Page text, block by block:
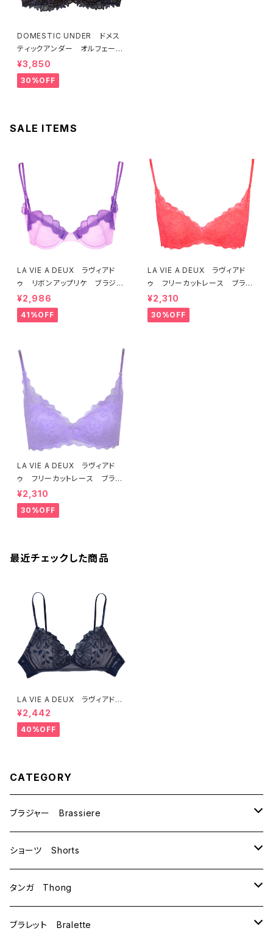
DOMESTIC UNDER ドメス
ティックアンダー オルフェーヴ
ル ブラジャー（ブラック）D225
4 送料無料
¥3,850
30%OFF
SALE ITEMS
LA VIE A DEUX ラヴィアド
ゥ リボンアップリケ ブラジャ
ー（ラベンダー） 22293 SA
LE セール 送料無料
¥2,986
41%OFF
LA VIE A DEUX ラヴィアド
ゥ フリーカットレース ブラレ
ット ソフトブラ（トマトレッド）2
2457 SALE 送料無料
¥2,310
30%OFF
LA VIE A DEUX ラヴィアド
ゥ フリーカットレース ブラレ
ット ソフトブラ（ラベンダー）22
463 SALE 送料無料
¥2,310
30%OFF
最近チェックした商品
LA VIE A DEUX ラヴィアド
ゥ ラメチュールレース ブラレ
ット ソフトブラ ノンワイヤー
ブラ （全３色）Mサイズ 2247
1 送料無料
¥2,442
40%OFF
CATEGORY
ブラジャー Brassiere
B70
B75
C65
ショーツ Shorts
M
L
タンガ Thong
M
ブラレット Bralette